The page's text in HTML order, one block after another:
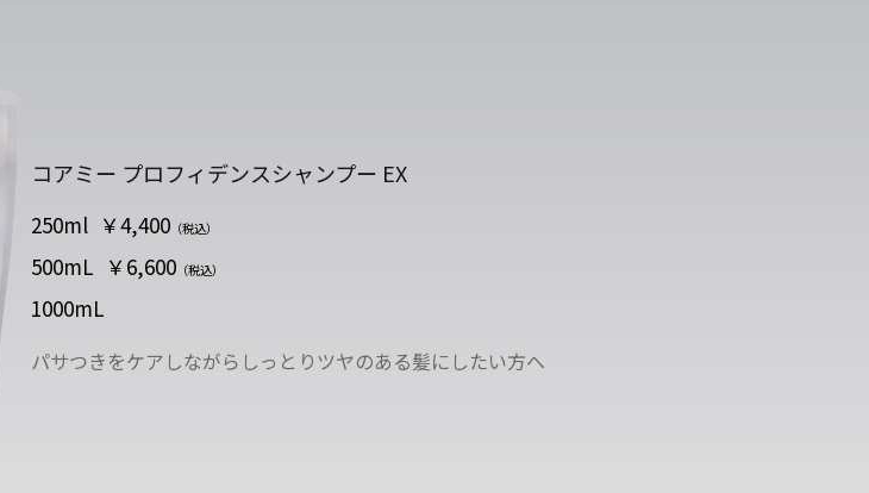
コアミー プロフィデンスシャンプー EX
250ml ￥4,400 （税込）
500mL ￥6,600 （税込）
1000mL
パサつきをケアしながらしっとりツヤのある髪にしたい方へ